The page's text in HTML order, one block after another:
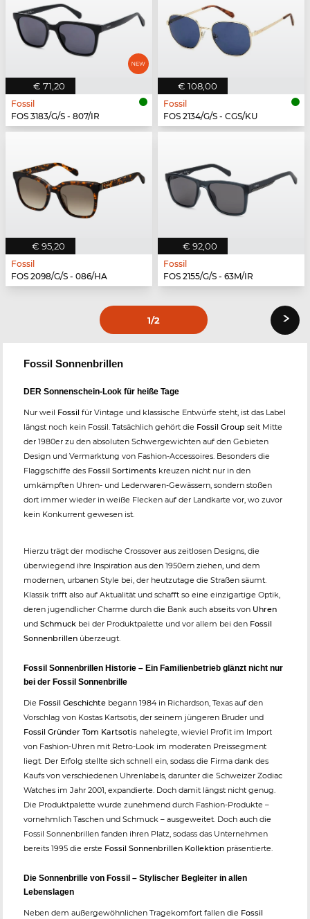
€ 71,20
Fossil
FOS 3183/G/S - 807/IR
€ 108,00
Fossil
FOS 2134/G/S - CGS/KU
€ 95,20
Fossil
FOS 2098/G/S - 086/HA
€ 92,00
Fossil
FOS 2155/G/S - 63M/IR
1/2 ›
Fossil Sonnenbrillen
DER Sonnenschein-Look für heiße Tage
Nur weil Fossil für Vintage und klassische Entwürfe steht, ist das Label
längst noch kein Fossil. Tatsächlich gehört die Fossil Group seit Mitte
der 1980er zu den absoluten Schwergewichten auf den Gebieten
Design und Vermarktung von Fashion-Accessoires. Besonders die
Flaggschiffe des Fossil Sortiments kreuzen nicht nur in den
umkämpften Uhren- und Lederwaren-Gewässern, sondern stoßen
dort immer wieder in weiße Flecken auf der Landkarte vor, wo zuvor
kein Konkurrent gewesen ist.
Hierzu trägt der modische Crossover aus zeitlosen Designs, die
überwiegend ihre Inspiration aus den 1950ern ziehen, und dem
modernen, urbanen Style bei, der heutzutage die Straßen säumt.
Klassik trifft also auf Aktualität und schafft so eine einzigartige Optik,
deren jugendlicher Charme durch die Bank auch abseits von Uhren
und Schmuck bei der Produktpalette und vor allem bei den Fossil
Sonnenbrillen überzeugt.
Fossil Sonnenbrillen Historie – Ein Familienbetrieb glänzt nicht nur
bei der Fossil Sonnenbrille
Die Fossil Geschichte begann 1984 in Richardson, Texas auf den
Vorschlag von Kostas Kartsotis, der seinem jüngeren Bruder und
Fossil Gründer Tom Kartsotis nahelegte, wieviel Profit im Import
von Fashion-Uhren mit Retro-Look im moderaten Preissegment
liegt. Der Erfolg stellte sich schnell ein, sodass die Firma dank des
Kaufs von verschiedenen Uhrenlabels, darunter die Schweizer Zodiac
Watches im Jahr 2001, expandierte. Doch damit längst nicht genug.
Die Produktpalette wurde zunehmend durch Fashion-Produkte –
vornehmlich Taschen und Schmuck – ausgeweitet. Doch auch die
Fossil Sonnenbrillen fanden ihren Platz, sodass das Unternehmen
bereits 1995 die erste Fossil Sonnenbrillen Kollektion präsentierte.
Die Sonnenbrille von Fossil – Stylischer Begleiter in allen
Lebenslagen
Neben dem außergewöhnlichen Tragekomfort fallen die Fossil